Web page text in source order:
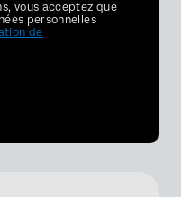
vous acceptez que
personnelles
de